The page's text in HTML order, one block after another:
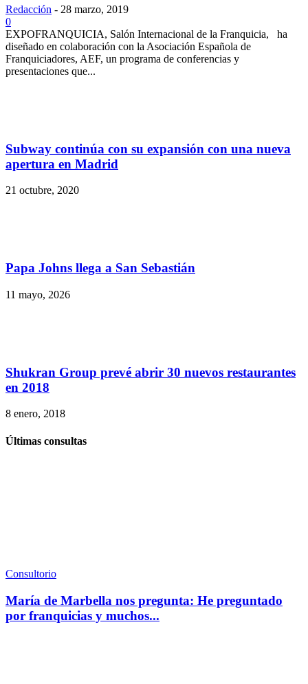
Redacción - 28 marzo, 2019
0
EXPOFRANQUICIA, Salón Internacional de la Franquicia, ha
diseñado en colaboración con la Asociación Española de
Franquiciadores, AEF, un programa de conferencias y
presentaciones que...
Subway continúa con su expansión con una nueva
apertura en Madrid
21 octubre, 2020
Papa Johns llega a San Sebastián
11 mayo, 2026
Shukran Group prevé abrir 30 nuevos restaurantes
en 2018
8 enero, 2018
Últimas consultas
Consultorio
María de Marbella nos pregunta: He preguntado
por franquicias y muchos...